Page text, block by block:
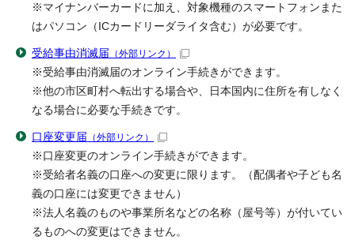
※マイナンバーカードに加え、対象機種のスマートフォンまた
はパソコン（ICカードリーダライタ含む）が必要です。
受給事由消滅届 （外部リンク）
※受給事由消滅届のオンライン手続きができます。
※他の市区町村へ転出する場合や、日本国内に住所を有しなく
なる場合に必要な手続きです。
口座変更届 （外部リンク）
※口座変更のオンライン手続きができます。
※受給者名義の口座への変更に限ります。（配偶者や子ども名
義の口座には変更できません）
※法人名義のものや事業所名などの名称（屋号等）が付いてい
るものへの変更はできません。